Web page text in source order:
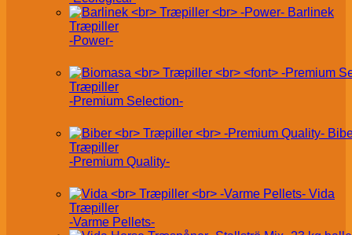
Barlinek
Træpiller
-Power-
Træpiller
-Premium Selection-
Træpiller
-Premium Quality-
Vida
Træpiller
-Varme Pellets-